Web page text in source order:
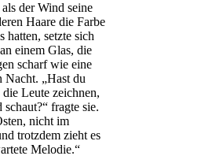
der Wind seine
Haare die Farbe
hatten, setzte sich
einem Glas, die
scharf wie eine
Nacht. „Hast du
Leute zeichnen,
fragte sie.
nicht im
trotzdem zieht es
Melodie.“